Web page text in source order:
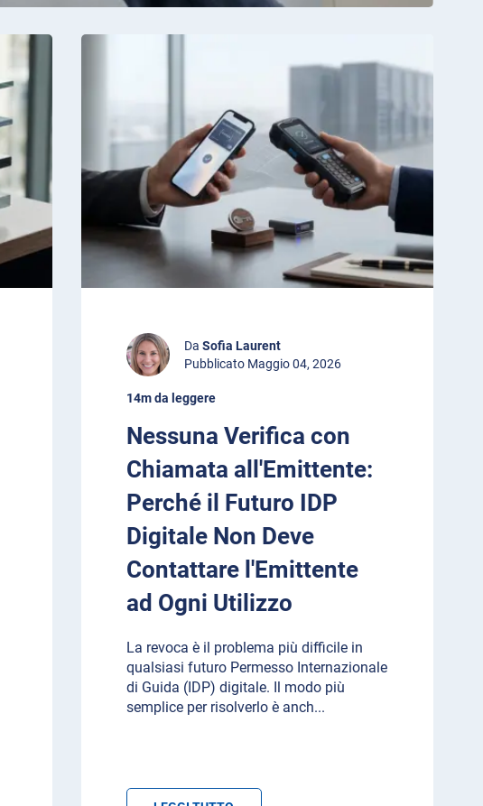
Da Sofia Laurent
Pubblicato Maggio 04, 2026
14m da leggere
Nessuna Verifica con
Chiamata all'Emittente:
Perché il Futuro IDP
Digitale Non Deve
Contattare l'Emittente
ad Ogni Utilizzo
La revoca è il problema più difficile in
qualsiasi futuro Permesso Internazionale
di Guida (IDP) digitale. Il modo più
semplice per risolverlo è anch...